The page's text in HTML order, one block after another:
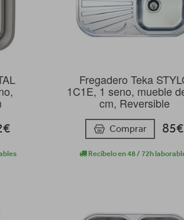
Fregadero Teka
1C1E, 1 seno, mueble
cm, Reversible
Comprar 85€
Recíbelo en 48 / 72h